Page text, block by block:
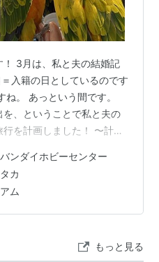
！ 3月は、私と夫の結婚記
入籍の日としているのです
。 あっという間です。
、ということで私と夫の
行を計画しました！ 〜計
私が行きたかった、掛川
ンダム大好き夫のため
ラモデル新工場ミュージ
です。 ①〜③全て静岡県
バンダイホビーセンター
カ
ム
もっと見る